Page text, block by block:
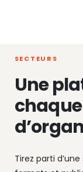
SECTEURS
Une
Tirez parti